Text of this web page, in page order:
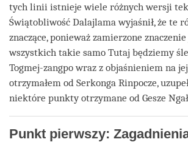
tych linii istnieje wiele różnych wersji
Świątobliwość Dalajlama wyjaśnił, że te
znaczące, ponieważ zamierzone
wszystkich takie samo Tutaj będziemy
Togmej-zangpo wraz z objaśnieniem na
otrzymałem od Serkonga Rinpocze,
niektóre punkty otrzymane od Gesze
Punkt pierwszy: